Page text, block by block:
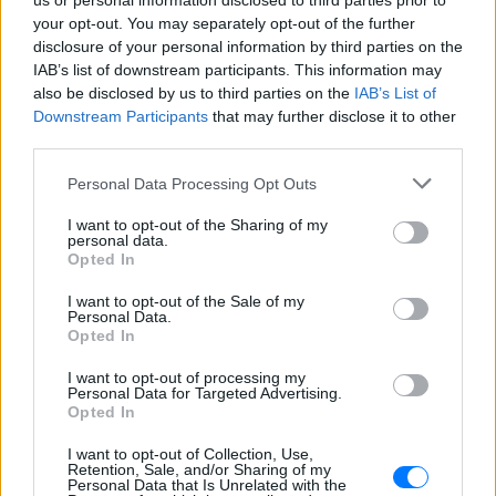
your opt-out. You may separately opt-out of the further
disclosure of your personal information by third parties on the
IAB’s list of downstream participants. This information may
also be disclosed by us to third parties on the IAB’s List of
Downstream Participants that may further disclose it to other
Personal Data Processing Opt Outs
I want to opt-out of the Sharing of my
personal data.
Opted In
I want to opt-out of the Sale of my
Personal Data.
Opted In
I want to opt-out of processing my
Personal Data for Targeted Advertising.
Opted In
I want to opt-out of Collection, Use,
Retention, Sale, and/or Sharing of my
Personal Data that Is Unrelated with the
Ο ηθοποιός και χορευτής μοιράστηκε
στο Instagram μια φωτογραφία από
πρόσφατη εξέτασή του, με ένα μήνυμα
θάρρους
Φοβερή ιστορία στον ΟΦΗ:
Ένας κάτοχος εισιτηρίου
διαρκείας είναι μόλις 2 μηνών
ΣΉΜΕΡΑ
ΟΦΗ
Βάλια Χατζηθεοδώρου ‑ οι
φωτογραφίες με μαγιό στην
Μέσα από ανάρτηση στο Instagram